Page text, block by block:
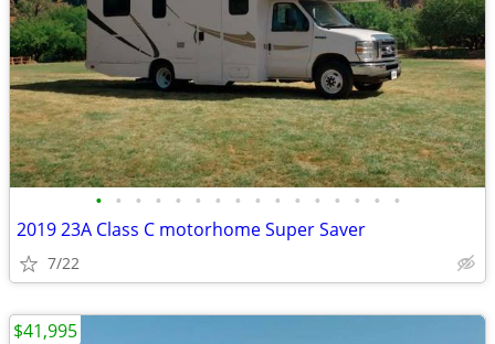
• • • • • • • • • • • • • • • •
2019 23A Class C motorhome Super Saver
7/22
$41,995